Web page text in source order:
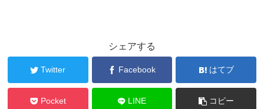
シェアする
Twitter Facebook はてブ
Pocket LINE コピー